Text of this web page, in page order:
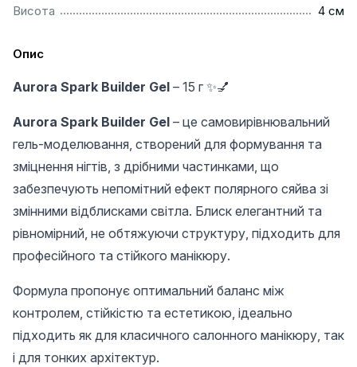
Висота
4 см
Опис
Aurora Spark Builder Gel – 15 г ✨💅
Aurora Spark Builder Gel – це самовирівнювальний
гель-моделювання, створений для формування та
зміцнення нігтів, з дрібними частинками, що
забезпечують непомітний ефект полярного сяйва зі
змінними відблисками світла. Блиск елегантний та
рівномірний, не обтяжуючи структуру, підходить для
професійного та стійкого манікюру.
Формула пропонує оптимальний баланс між
контролем, стійкістю та естетикою, ідеально
підходить як для класичного салонного манікюру, так
і для тонких архітектур.